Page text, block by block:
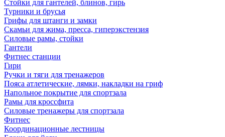
Стойки для гантелей, блинов, гирь
Турники и брусья
Грифы для штанги и замки
Скамьи для жима, пресса, гиперэкстензия
Силовые рамы, стойки
Гантели
Фитнес станции
Гири
Ручки и тяги для тренажеров
Пояса атлетические, лямки, накладки на гриф
Напольное покрытие для спортзала
Рамы для кроссфита
Силовые тренажеры для спортзала
Фитнес
Координационные лестницы